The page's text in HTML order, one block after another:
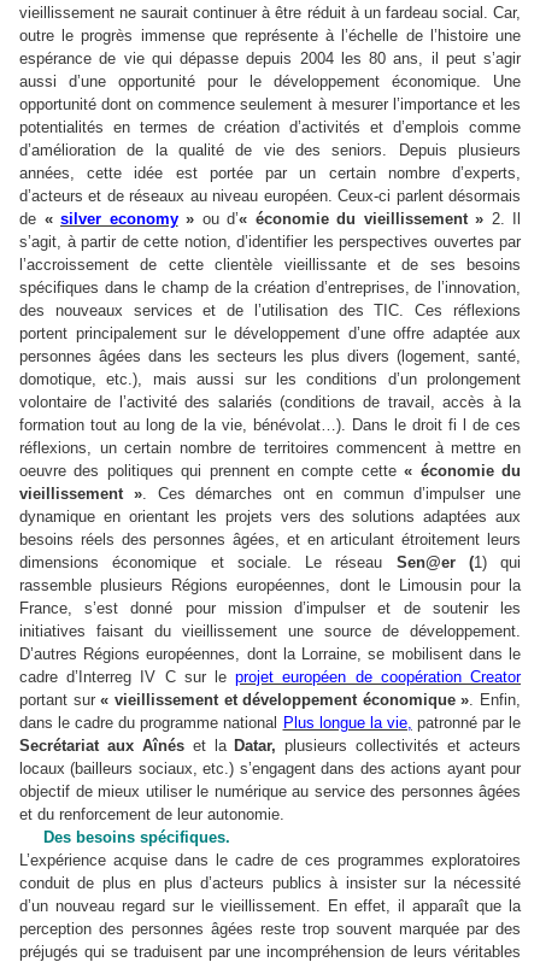
vieillissement ne saurait continuer à être réduit à un fardeau social. Car,
outre le progrès immense que représente à l’échelle de l’histoire une
espérance de vie qui dépasse depuis 2004 les 80 ans, il peut s’agir
aussi d’une opportunité pour le développement économique. Une
opportunité dont on commence seulement à mesurer l’importance et les
potentialités en termes de création d’activités et d’emplois comme
d’amélioration de la qualité de vie des seniors. Depuis plusieurs
années, cette idée est portée par un certain nombre d’experts,
d’acteurs et de réseaux au niveau européen. Ceux-ci parlent désormais
de « silver economy» ou d’« économie du vieillissement » 2. Il
s’agit, à partir de cette notion, d’identifier les perspectives ouvertes par
l’accroissement de cette clientèle vieillissante et de ses besoins
spécifiques dans le champ de la création d’entreprises, de l’innovation,
des nouveaux services et de l’utilisation des TIC. Ces réflexions
portent principalement sur le développement d’une offre adaptée aux
personnes âgées dans les secteurs les plus divers (logement, santé,
domotique, etc.), mais aussi sur les conditions d’un prolongement
volontaire de l’activité des salariés (conditions de travail, accès à la
formation tout au long de la vie, bénévolat…). Dans le droit fi l de ces
réflexions, un certain nombre de territoires commencent à mettre en
oeuvre des politiques qui prennent en compte cette« économie du
vieillissement ». Ces démarches ont en commun d’impulser une
dynamique en orientant les projets vers des solutions adaptées aux
besoins réels des personnes âgées, et en articulant étroitement leurs
dimensions économique et sociale. Le réseau Sen@er (1) qui
rassemble plusieurs Régions européennes, dont le Limousin pour la
France, s’est donné pour mission d’impulser et de soutenir les
initiatives faisant du vieillissement une source de développement.
D’autres Régions européennes, dont la Lorraine, se mobilisent dans le
cadre d’Interreg IV C sur leprojet européen de coopération Creator
portant sur« vieillissement et développement économique ». Enfin,
dans le cadre du programme national Plus longue la vie, patronné par le
Secrétariat aux Aînéset la Datar, plusieurs collectivités et acteurs
locaux (bailleurs sociaux, etc.) s’engagent dans des actions ayant pour
objectif de mieux utiliser le numérique au service des personnes âgées
et du renforcement de leur autonomie.
Des besoins spécifiques.
L’expérience acquise dans le cadre de ces programmes exploratoires
conduit de plus en plus d’acteurs publics à insister sur la nécessité
d’un nouveau regard sur le vieillissement. En effet, il apparaît que la
perception des personnes âgées reste trop souvent marquée par des
préjugés qui se traduisent par une incompréhension de leurs véritables